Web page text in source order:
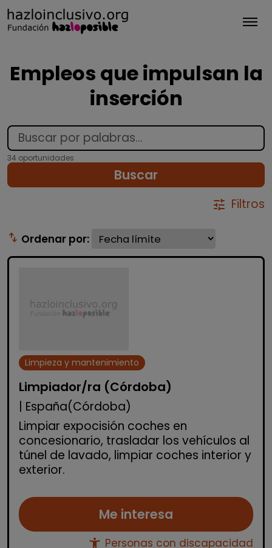
Empleos que impulsan la
inserción
34 oportunidades
Buscar
tune Filtros
swap_vert Ordenar por:
Limpieza y mantenimiento
Limpiador/ra (Córdoba)
| España(Córdoba)
Limpiar expocisión coches en
concesionario, trasladar los vehículos al
túnel de lavado, limpiar coches interior y
exterior.
Me interesa
accessibility_new Personas con discapacidad